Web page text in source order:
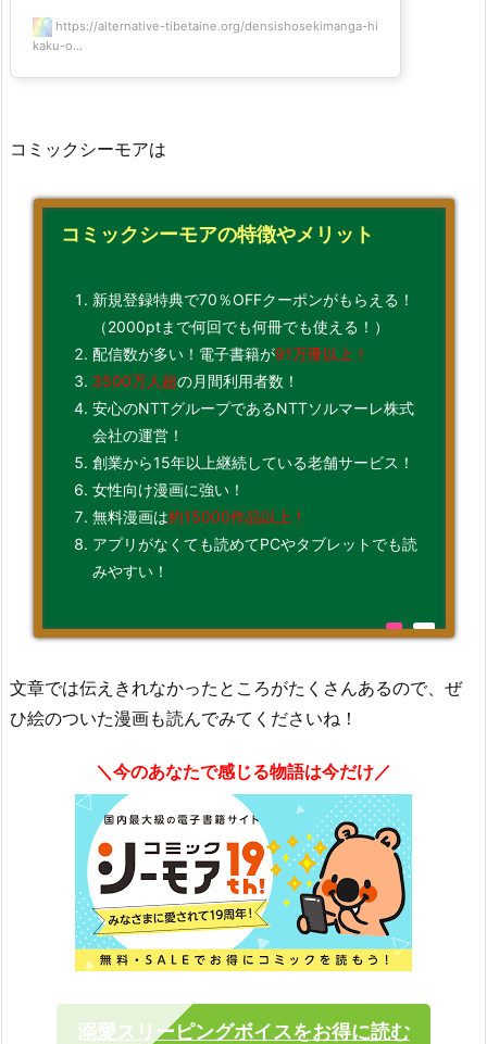
https://alternative-tibetaine.org/densishosekimanga-hi
kaku-o...
コミックシーモアは
コミックシーモアの特徴やメリット
新規登録特典で70％OFFクーポンがもらえる！
（2000ptまで何回でも何冊でも使える！）
配信数が多い！電子書籍が91万冊以上！
3500万人超の月間利用者数！
安心のNTTグループであるNTTソルマーレ株式
会社の運営！
創業から15年以上継続している老舗サービス！
女性向け漫画に強い！
無料漫画は約15000作品以上！
アプリがなくても読めてPCやタブレットでも読
みやすい！
文章では伝えきれなかったところがたくさんあるので、ぜ
ひ絵のついた漫画も読んでみてくださいね！
＼今のあなたで感じる物語は今だけ／
溺愛スリーピングボイスをお得に読む